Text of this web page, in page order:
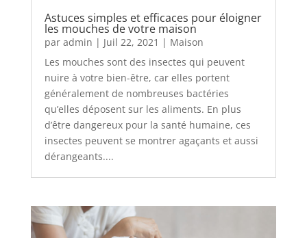
Astuces simples et efficaces pour éloigner
les mouches de votre maison
par admin | Juil 22, 2021 | Maison
Les mouches sont des insectes qui peuvent
nuire à votre bien-être, car elles portent
généralement de nombreuses bactéries
qu’elles déposent sur les aliments. En plus
d’être dangereux pour la santé humaine, ces
insectes peuvent se montrer agaçants et aussi
dérangeants....